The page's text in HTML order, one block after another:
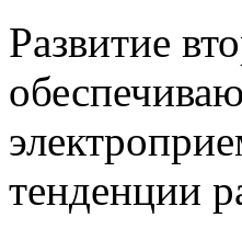
Развитие
тенденции